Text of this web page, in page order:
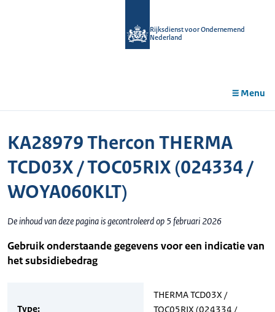
Rijksdienst voor Ondernemend
Nederland
Menu
KA28979 Thercon THERMA
TCD03X / TOC05RIX (024334 /
WOYA060KLT)
De inhoud van deze pagina is gecontroleerd op 5 februari 2026
Gebruik onderstaande gegevens voor een indicatie van
het subsidiebedrag
Type:
THERMA TCD03X /
TOC05RIX (024334 /